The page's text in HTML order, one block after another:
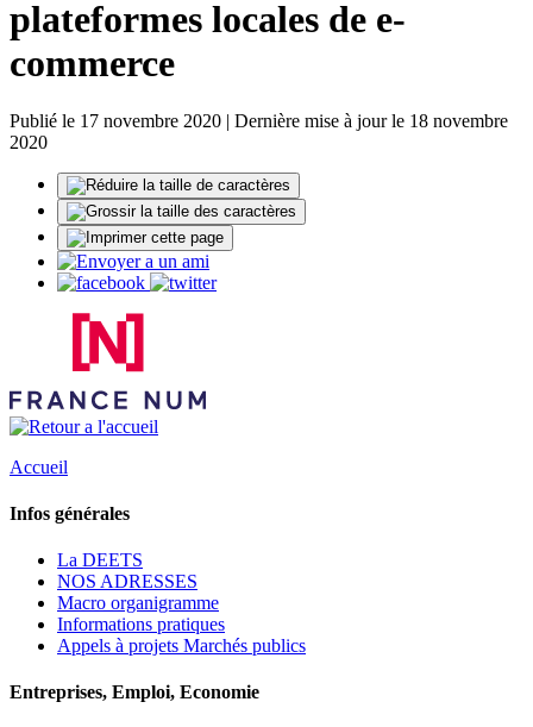
plateformes locales de e-
commerce
Publié le 17 novembre 2020 | Dernière mise à jour le 18 novembre
2020
Accueil
Infos générales
La DEETS
NOS ADRESSES
Macro organigramme
Informations pratiques
Appels à projets Marchés publics
Entreprises, Emploi, Economie